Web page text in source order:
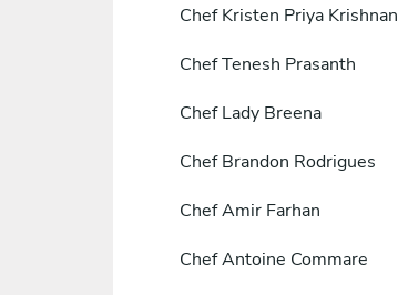
Chef Kristen Priya Krishnan
ChefTenesh Prasanth
Chef Lady Breena
Chef Brandon Rodrigues
ChefAmir Farhan
ChefAntoine Commare